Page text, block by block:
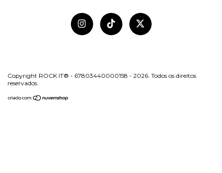
Copyright ROCK IT® - 67803440000158 - 2026. Todos os direitos
reservados.